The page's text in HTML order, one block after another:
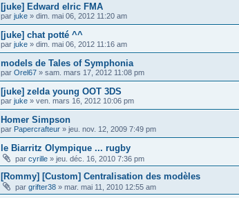
[juke] Edward elric FMA
par juke » dim. mai 06, 2012 11:20 am
[juke] chat potté ^^
par juke » dim. mai 06, 2012 11:16 am
models de Tales of Symphonia
par Orel67 » sam. mars 17, 2012 11:08 pm
[juke] zelda young OOT 3DS
par juke » ven. mars 16, 2012 10:06 pm
Homer Simpson
par Papercrafteur » jeu. nov. 12, 2009 7:49 pm
le Biarritz Olympique ... rugby
par cyrille » jeu. déc. 16, 2010 7:36 pm
[Rommy] [Custom] Centralisation des modèles
par grifter38 » mar. mai 11, 2010 12:55 am